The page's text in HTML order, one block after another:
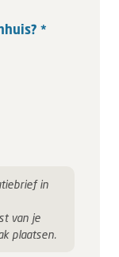
*
in
van je
plaatsen.